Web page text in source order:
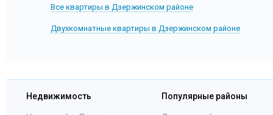
Все квартиры в Дзержинском районе
Двухкомнатные квартиры в Дзержинском районе
Недвижимость Популярные районы